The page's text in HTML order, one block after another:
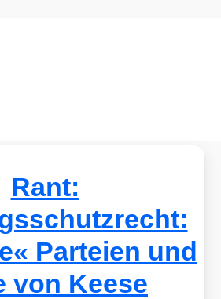
Rant:
Parteien und
von Keese